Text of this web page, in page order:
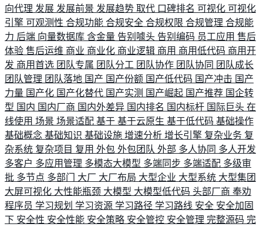
向代理 发展 发展前景 发展趋势 取代 口碑排名 可视化 可视化
引擎 可观测性 合规功能 合规安全 合规权限 合规管理 合规能
力 后端 向量数据库 含金量 告别噱头 告别编码 员工应用 售后
体验 售后运维 商业 商业化 商业逻辑 商用 商用低代码 商用开
发 商用首选 团队专属 团队分工 团队协作 团队协同 团队成长
团队管理 团队落地 国产 国产份额 国产低代码 国产冲击 国产
力量 国产化 国产化替代 国产实测 国产崛起 国产推荐 国企转
型 国内 国内厂商 国内外差异 国内排名 国内标杆 国际巨头 在
线使用 场景 场景适配 基于 基于云原生 基于低代码 基础操作
基础概念 基础知识 基础设施 增速分析 增长引擎 复杂业务 复
杂系统 复杂项目 复用 外包 外包团队 外部 多人协同 多人开发
多客户 多应用管理 多模态大模型 多端同步 多端适配 多级审
批 多节点 多部门 大厂 大厂布局 大型企业 大型系统 大型集团
大屏可视化 大性能瓶颈 大模型 大模型低代码 头部厂商 奉劝
程序员 学习规划 学习资源 学习路径 学习路线 安全 安全加固
下 安全性 安全性能 安全策略 安全管控 安全管理 完整源码 完